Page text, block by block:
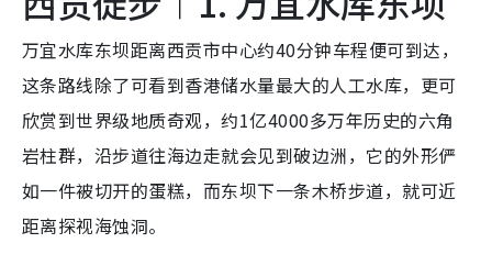
万宜水库东坝距离西贡市中心约40分钟车程便可到达，
这条路线除了可看到香港储水量最大的人工水库，更可
欣赏到世界级地质奇观，约1亿4000多万年历史的六角
岩柱群，沿步道往海边走就会见到破边洲，它的外形俨
如一件被切开的蛋糕，而东坝下一条木桥步道，就可近
距离探视海蚀洞。